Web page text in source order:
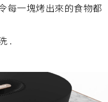
每一塊烤出來的食物都
.